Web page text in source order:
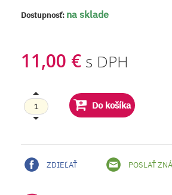
Dostupnosť: na sklade
11,00 € s DPH
Do košíka
ZDIEĽAŤ POSLAŤ